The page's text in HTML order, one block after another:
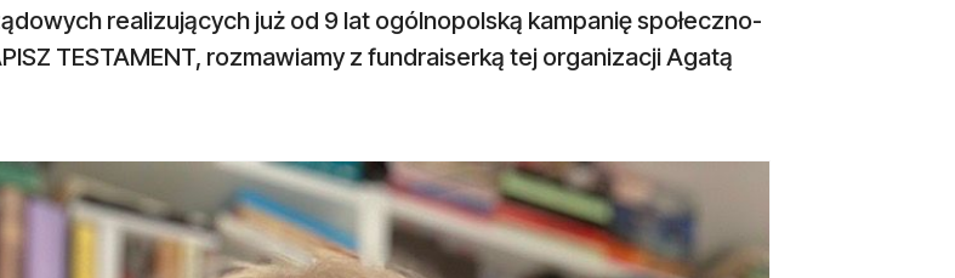
realizujących już od 9 lat ogólnopolską kampanię społeczno-
TESTAMENT, rozmawiamy z fundraiserką tej organizacji Agatą